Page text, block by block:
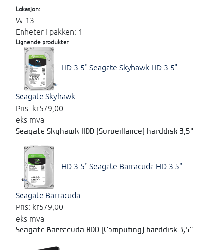
Lokasjon:
W-13
Enheter i pakken: 1
Lignende produkter
HD 3.5" Seagate Skyhawk HD 3.5"
Seagate Skyhawk
Pris: kr579,00
eks mva
Seagate Skyhawk HDD (Surveillance) harddisk 3,5"
HD 3.5" Seagate Barracuda HD 3.5"
Seagate Barracuda
Pris: kr579,00
eks mva
Seagate Barracuda HDD (Computing) harddisk 3,5"